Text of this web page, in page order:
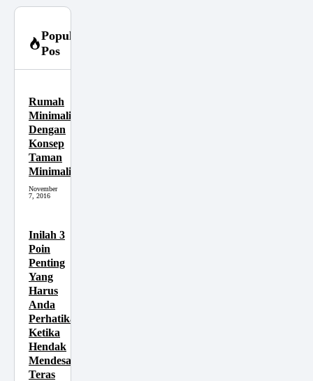
Popular
Pos
Rumah
Minimalis
Dengan
Konsep
Taman
Minimalis
November
7, 2016
Inilah 3
Poin
Penting
Yang
Harus
Anda
Perhatikan,
Ketika
Hendak
Mendesain
Teras